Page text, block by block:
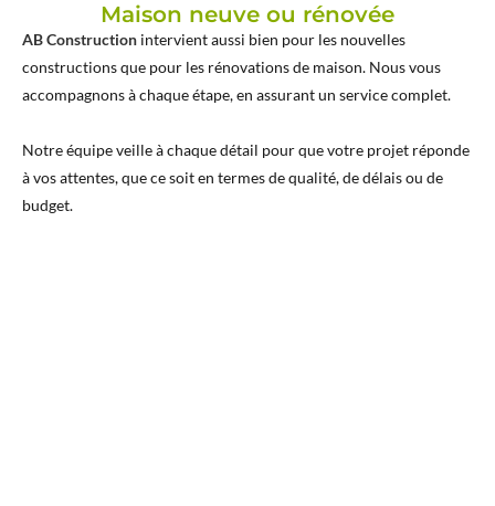
Maison neuve ou rénovée
AB Construction intervient aussi bien pour les nouvelles
constructions que pour les rénovations de maison. Nous vous
accompagnons à chaque étape, en assurant un service complet.
Notre équipe veille à chaque détail pour que votre projet réponde
à vos attentes, que ce soit en termes de qualité, de délais ou de
budget.